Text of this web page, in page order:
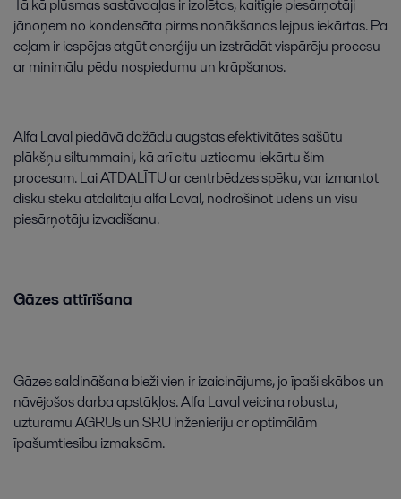
Tā kā plūsmassastāvdaļasirizolētas, kaitīgiepiesārņotāji
jānoņemno kondensāta pirmsnonākšanaslejpusiekārtas.Pa
ceļamiriespējasatgūtenerģiju un izstrādātvispārēju procesu
arminimālu pēdu nospiedumu un krāpšanos.
Alfa Lavalpiedāvādažāduaugstasefektivitātessašūtu
plākšņusiltummaini,kāarīcitu uzticamu iekārtušim
procesam.LaiATDALĪTUarcentrbēdzesspēku,varizmantot
diskustekuatdalītājualfa Laval,nodrošinotūdensunvisu
piesārņotāju izvadīšanu.
Gāzesattīrīšana
Gāzessaldināšana bieživien irizaicinājums,joīpašiskābosun
nāvējošosdarbaapstākļos.Alfa Lavalveicina robustu,
uzturamuAGRUsunSRU inženierijuaroptimālām
īpašumtiesību izmaksām.